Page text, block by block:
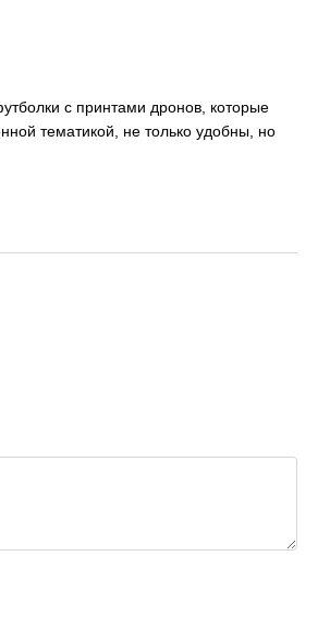
с принтами дронов, которые
тематикой, не только удобны, но